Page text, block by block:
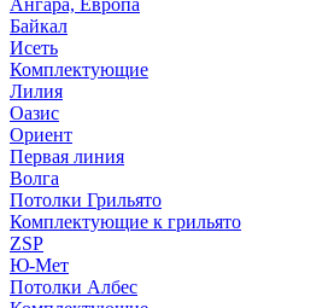
Ангара, Европа
Байкал
Исеть
Комплектующие
Лилия
Оазис
Ориент
Первая линия
Волга
Потолки Грильято
Комплектующие к грильято
ZSP
Ю-Мет
Потолки Албес